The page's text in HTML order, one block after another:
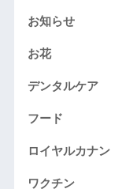
お知らせ
お花
デンタルケア
フード
ロイヤルカナン
ワクチン